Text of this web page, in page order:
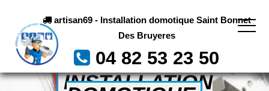
artisan69 - Installation domotique Saint Bonnet
Des Bruyeres
04 82 53 23 50
INSTALLATION